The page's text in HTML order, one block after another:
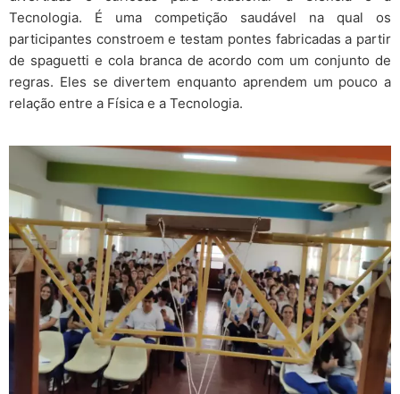
Tecnologia. É uma competição saudável na qual os
participantes constroem e testam pontes fabricadas a partir
de spaguetti e cola branca de acordo com um conjunto de
regras. Eles se divertem enquanto aprendem um pouco a
relação entre a Física e a Tecnologia.